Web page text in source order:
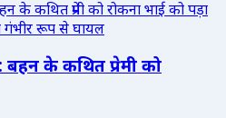
के कथित प्रेमी को